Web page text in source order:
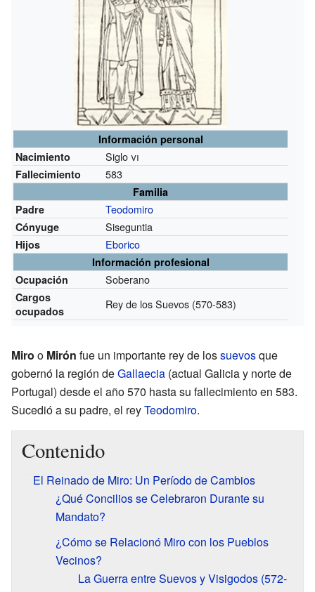
Información personal
Nacimiento
Siglovi
Fallecimiento 583
Familia
Padre
Teodomiro
Cónyuge Siseguntia
Hijos Eborico
Información profesional
Ocupación
Soberano
Cargos
ocupados
Rey de los Suevos (570-583)
Miro o Mirón fue un importante rey de lossuevosque
gobernó la región deGallaecia (actual Galicia y norte de
Portugal) desde el año 570 hasta su fallecimiento en 583.
Sucedió a su padre, el reyTeodomiro.
Contenido
El Reinado de Miro: Un Período de Cambios
¿Qué Concilios se Celebraron Durante su
Mandato?
¿Cómo se Relacionó Miro con los Pueblos
Vecinos?
La Guerra entre Suevos y Visigodos (572-